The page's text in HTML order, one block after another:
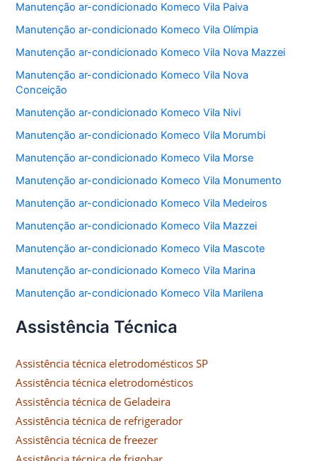
Manutenção ar-condicionado Komeco Vila Paiva
Manutenção ar-condicionado Komeco Vila Olímpia
Manutenção ar-condicionado Komeco Vila Nova Mazzei
Manutenção ar-condicionado Komeco Vila Nova
Conceição
Manutenção ar-condicionado Komeco Vila Nivi
Manutenção ar-condicionado Komeco Vila Morumbi
Manutenção ar-condicionado Komeco Vila Morse
Manutenção ar-condicionado Komeco Vila Monumento
Manutenção ar-condicionado Komeco Vila Medeiros
Manutenção ar-condicionado Komeco Vila Mazzei
Manutenção ar-condicionado Komeco Vila Mascote
Manutenção ar-condicionado Komeco Vila Marina
Manutenção ar-condicionado Komeco Vila Marilena
Assistência Técnica
Assistência técnica eletrodomésticos SP
Assistência técnica eletrodomésticos
Assistência técnica de Geladeira
Assistência técnica de refrigerador
Assistência técnica de freezer